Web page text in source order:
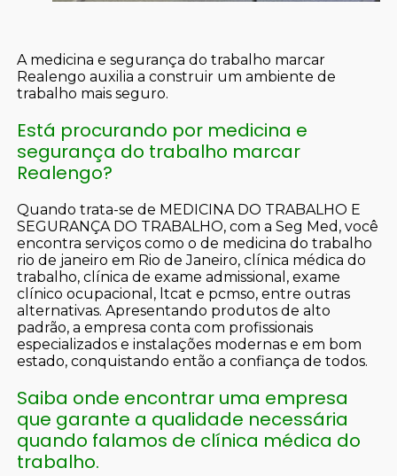
A medicina e segurança do trabalho marcar
Realengo auxilia a construir um ambiente de
trabalho mais seguro.
Está procurando por medicina e
segurança do trabalho marcar
Realengo?
Quando trata-se de MEDICINA DO TRABALHO E
SEGURANÇA DO TRABALHO, com a Seg Med, você
encontra serviços como o de medicina do trabalho
rio de janeiro em Rio de Janeiro, clínica médica do
trabalho, clínica de exame admissional, exame
clínico ocupacional, ltcat e pcmso, entre outras
alternativas. Apresentando produtos de alto
padrão, a empresa conta com profissionais
especializados e instalações modernas e em bom
estado, conquistando então a confiança de todos.
Saiba onde encontrar uma empresa
que garante a qualidade necessária
quando falamos de clínica médica do
trabalho.